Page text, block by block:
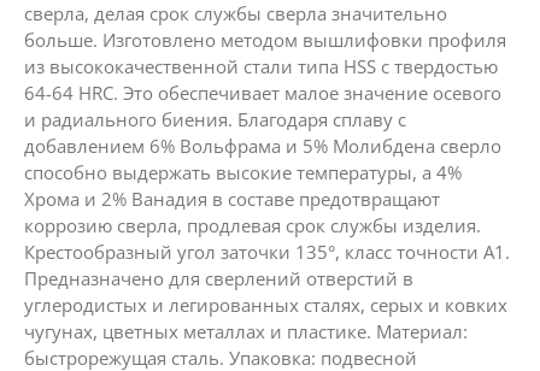
сверла, делая срок службы сверла значительно
больше. Изготовлено методом вышлифовки профиля
из высококачественной стали типа HSS с твердостью
64-64 HRC. Это обеспечивает малое значение осевого
и радиального биения. Благодаря сплаву с
добавлением 6% Вольфрама и 5% Молибдена сверло
способно выдержать высокие температуры, а 4%
Хрома и 2% Ванадия в составе предотвращают
коррозию сверла, продлевая срок службы изделия.
Крестообразный угол заточки 135°, класс точности А1.
Предназначено для сверлений отверстий в
углеродистых и легированных сталях, серых и ковких
чугунах, цветных металлах и пластике. Материал:
быстрорежущая сталь. Упаковка: подвесной